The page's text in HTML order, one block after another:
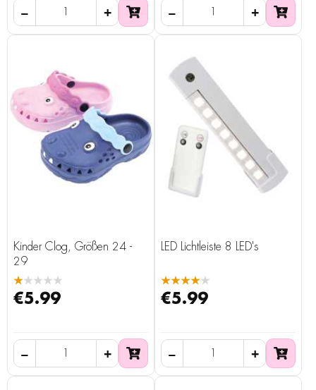
Kinder Clog, Größen 24 -
29
★★★★★
€5.99
LED Lichtleiste 8 LED's
★★★★★
€5.99